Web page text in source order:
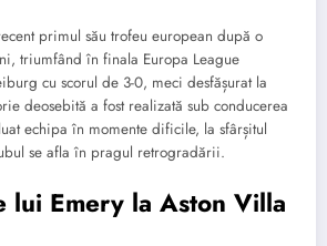
primul său trofeu european după o
triumfând în finala Europa League
cu scorul de 3-0, meci desfășurat la
deosebită a fost realizată sub conducerea
echipa în momente dificile, la sfârșitul
se afla în pragul retrogradării.
lui Emery la Aston Villa